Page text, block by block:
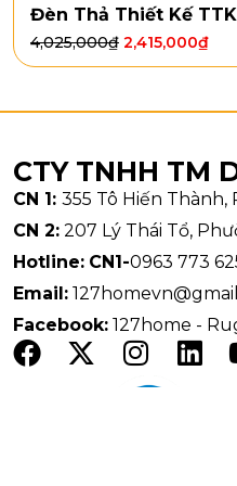
Đèn Thả Thiết Kế
4,025,000₫ 2,415,000₫
CTY TNHH TM
CN 1: 355 Tô Hiến Thành,
CN 2: 207 Lý Thái Tổ,
Hotline: CN1-0963 773
Email:
Facebook: 127home -